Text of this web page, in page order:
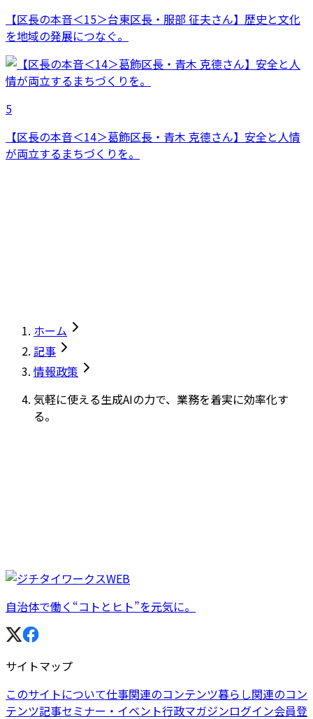
【区長の本音＜15＞台東区長・服部 征夫さん】歴史と文化
を地域の発展につなぐ。
5
【区長の本音＜14＞葛飾区長・青木 克德さん】安全と人情
が両立するまちづくりを。
ホーム
記事
情報政策
気軽に使える生成AIの力で、業務を着実に効率化す
る。
自治体で働く“コトとヒト”を元気に。
サイトマップ
このサイトについて仕事関連のコンテンツ暮らし関連のコン
テンツ記事セミナー・イベント行政マガジンログイン会員登